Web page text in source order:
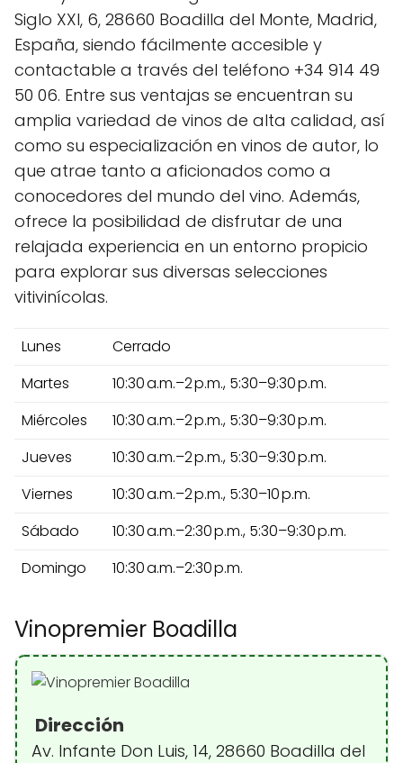
Siglo XXI, 6, 28660 Boadilla del Monte, Madrid,
España, siendo fácilmente accesible y
contactable a través del teléfono +34 914 49
50 06. Entre sus ventajas se encuentran su
amplia variedad de vinos de alta calidad, así
como su especialización en vinos de autor, lo
que atrae tanto a aficionados como a
conocedores del mundo del vino. Además,
ofrece la posibilidad de disfrutar de una
relajada experiencia en un entorno propicio
para explorar sus diversas selecciones
vitivinícolas.
Lunes
Cerrado
Martes
10:30 a.m.–2 p.m., 5:30–9:30 p.m.
Miércoles
10:30 a.m.–2 p.m., 5:30–9:30 p.m.
Jueves
10:30 a.m.–2 p.m., 5:30–9:30 p.m.
Viernes
10:30 a.m.–2 p.m., 5:30–10 p.m.
Sábado
10:30 a.m.–2:30 p.m., 5:30–9:30 p.m.
Domingo
10:30 a.m.–2:30 p.m.
Vinopremier Boadilla
Dirección
Av. Infante Don Luis, 14, 28660 Boadilla del